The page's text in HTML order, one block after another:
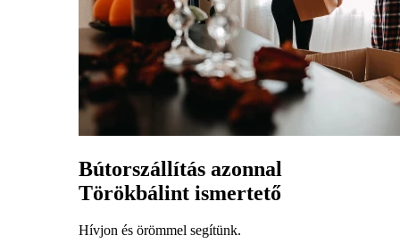
Bútorszállítás azonnal
Törökbálint ismertető
Hívjon és örömmel segítünk.